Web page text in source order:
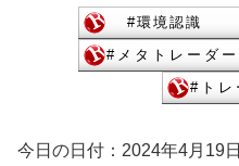
今日の日付：2024年4月19日